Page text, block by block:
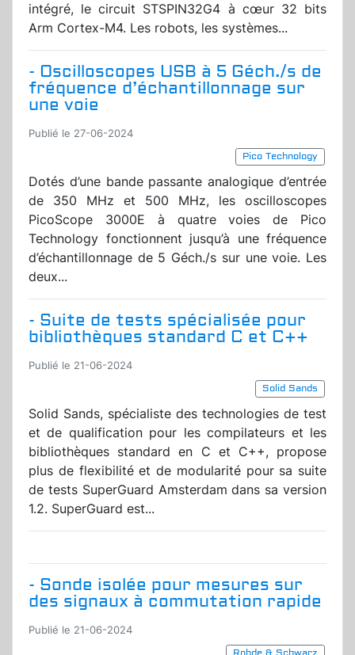
intégré, le circuit STSPIN32G4 à cœur 32 bits
Arm Cortex-M4. Les robots, les systèmes...
- Oscilloscopes USB à 5 Géch./s de
fréquence d’échantillonnage sur
une voie
Publié le 27-06-2024
Pico Technology
Dotés d’une bande passante analogique d’entrée
de 350 MHz et 500 MHz, les oscilloscopes
PicoScope 3000E à quatre voies de Pico
Technology fonctionnent jusqu’à une fréquence
d’échantillonnage de 5 Géch./s sur une voie. Les
deux...
- Suite de tests spécialisée pour
bibliothèques standard C et C++
Publié le 21-06-2024
Solid Sands
Solid Sands, spécialiste des technologies de test
et de qualification pour les compilateurs et les
bibliothèques standard en C et C++, propose
plus de flexibilité et de modularité pour sa suite
de tests SuperGuard Amsterdam dans sa version
1.2. SuperGuard est...
- Sonde isolée pour mesures sur
des signaux à commutation rapide
Publié le 21-06-2024